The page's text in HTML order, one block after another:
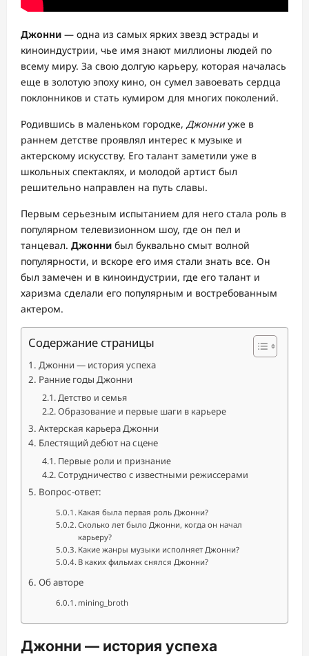
Джонни — одна из самых ярких звезд эстрады и
киноиндустрии, чье имя знают миллионы людей по
всему миру. За свою долгую карьеру, которая началась
еще в золотую эпоху кино, он сумел завоевать сердца
поклонников и стать кумиром для многих поколений.
Родившись в маленьком городке, Джонниуже в
раннем детстве проявлял интерес к музыке и
актерскому искусству. Его талант заметили уже в
школьных спектаклях, и молодой артист был
решительно направлен на путь славы.
Первым серьезным испытанием для него стала роль в
популярном телевизионном шоу, где он пел и
танцевал. Джонни был буквально смыт волной
популярности, и вскоре его имя стали знать все. Он
был замечен и в киноиндустрии, где его талант и
харизма сделали его популярным и востребованным
актером.
Содержание страницы
Джонни — история успеха
Ранние годы Джонни
Детство и семья
Образование и первые шаги в карьере
Актерская карьера Джонни
Блестящий дебют на сцене
Первые роли и признание
Сотрудничество с известными режиссерами
Вопрос-ответ:
Какая была первая роль Джонни?
Сколько лет было Джонни, когда он начал
карьеру?
Какие жанры музыки исполняет Джонни?
В каких фильмах снялся Джонни?
Об авторе
mining_broth
Джонни — история успеха